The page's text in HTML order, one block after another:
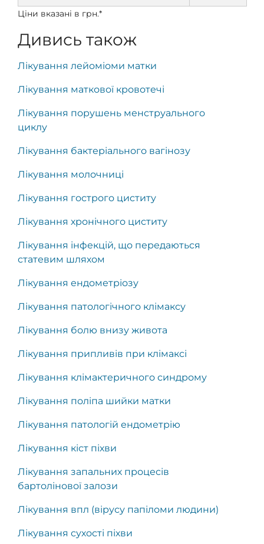
Ціни вказані в грн.*
Дивись також
Лікування лейоміоми матки
Лікування маткової кровотечі
Лікування порушень менструального
циклу
Лікування бактеріального вагінозу
Лікування молочниці
Лікування гострого циститу
Лікування хронічного циститу
Лікування інфекцій, що передаються
статевим шляхом
Лікування ендометріозу
Лікування патологічного клімаксу
Лікування болю внизу живота
Лікування припливів при клімаксі
Лікування клімактеричного синдрому
Лікування поліпа шийки матки
Лікування патологій ендометрію
Лікування кіст піхви
Лікування запальних процесів
бартолінової залози
Лікування впл (вірусу папіломи людини)
Лікування сухості піхви